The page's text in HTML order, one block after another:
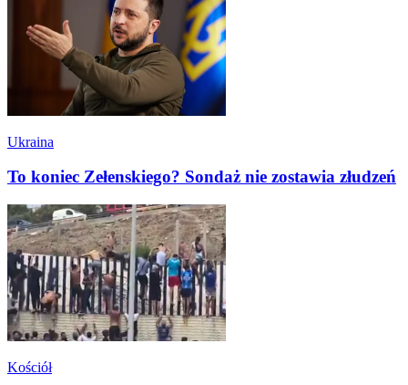
Ukraina
To koniec Zełenskiego? Sondaż nie zostawia złudzeń
Kościół